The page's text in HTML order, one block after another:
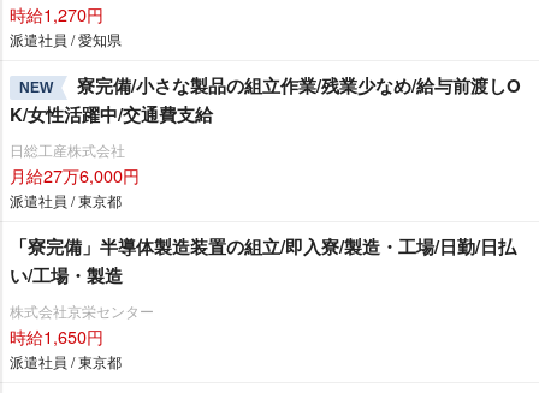
時給1,270円
派遣社員 / 愛知県
NEW
寮完備/小さな製品の組立作業/残業少なめ/給与前渡しO
K/女性活躍中/交通費支給
日総工産株式会社
月給27万6,000円
派遣社員 / 東京都
「寮完備」半導体製造装置の組立/即入寮/製造・工場/日勤/日払
い/工場・製造
株式会社京栄センター
時給1,650円
派遣社員 / 東京都